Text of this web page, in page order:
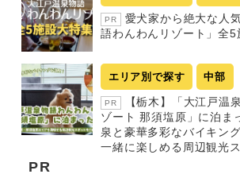
PR
愛犬家から絶大な人
語わんわんリゾート」全5
エリア別で探す 中部
PR
【栃木】「大江戸温
ゾート 那須塩原」に泊ま
泉と豪華多彩なバイキン
一緒に楽しめる周辺観光
PR